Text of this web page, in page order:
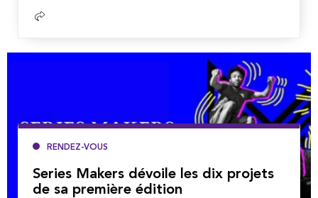
Lire
RENDEZ-VOUS
Series Makers dévoile les dix projets
de sa première édition